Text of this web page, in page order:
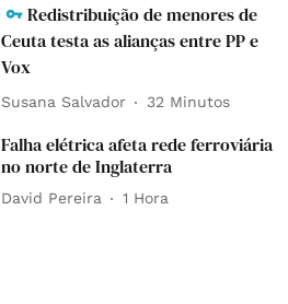
Redistribuição de menores de
Ceuta testa as alianças entre PP e
Vox
Susana Salvador 32 Minutos
Falha elétrica afeta rede ferroviária
no norte de Inglaterra
David Pereira 1 Hora